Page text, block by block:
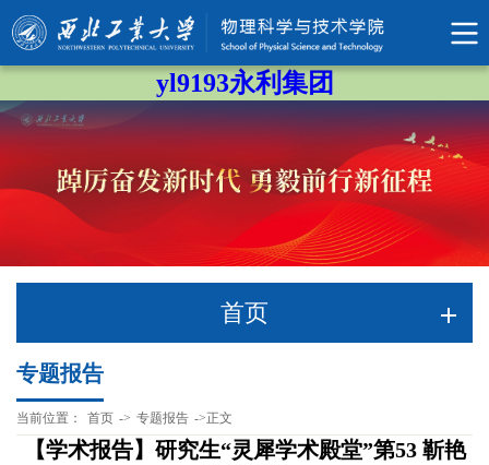
yl9193永利集团
首页
专题报告
当前位置： 首页 -> 专题报告 ->正文
【学术报告】研究生“灵犀学术殿堂”第53 靳艳